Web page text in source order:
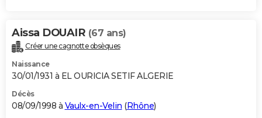
Aissa DOUAIR (67 ans)
Créer une cagnotte obsèques
Naissance
30/01/1931 à EL OURICIA SETIF ALGERIE
Décès
08/09/1998 à Vaulx-en-Velin (Rhône)